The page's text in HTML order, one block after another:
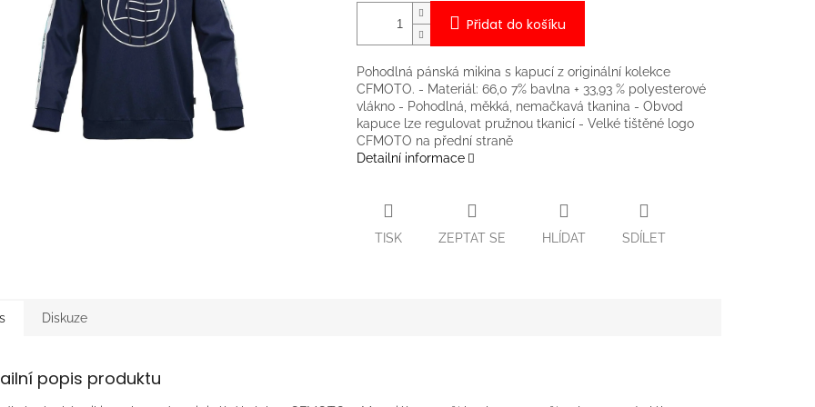
Přidat do košíku
Pohodlná pánská mikina s kapucí z originální kolekce
CFMOTO. - Materiál: 66,0 7% bavlna + 33,93 % polyesterové
vlákno - Pohodlná, měkká, nemačkavá tkanina - Obvod
kapuce lze regulovat pružnou tkanicí - Velké tištěné logo
CFMOTO na přední straně
Detailní informace
TISK ZEPTAT SE HLÍDAT SDÍLET
Diskuze
popis produktu